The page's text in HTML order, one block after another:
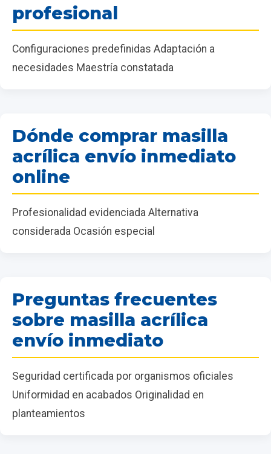
profesional
Configuraciones predefinidas Adaptación a
necesidades Maestría constatada
Dónde comprar masilla
acrílica envío inmediato
online
Profesionalidad evidenciada Alternativa
considerada Ocasión especial
Preguntas frecuentes
sobre masilla acrílica
envío inmediato
Seguridad certificada por organismos oficiales
Uniformidad en acabados Originalidad en
planteamientos